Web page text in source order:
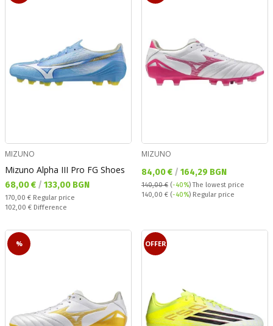
MIZUNO
Mizuno Alpha III Pro FG Shoes
Текуща цена:
68,00 € / 133,00 BGN
Regular price:
170,00 € Regular price
Спестявате:
102,00 € Difference
MIZUNO
Текуща цена:
84,00 € / 164,29 BGN
140,00 € (-40%)The lowest price
Regular price:
140,00 € (-40%) Regular price
% OFFER